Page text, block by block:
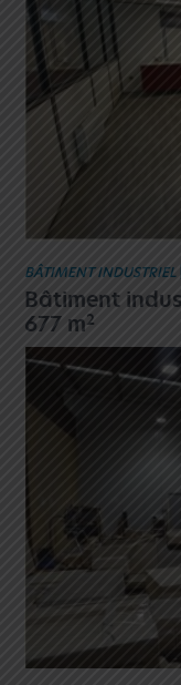
BÂTIMENT INDUSTRIEL
Bâtiment
677 m2